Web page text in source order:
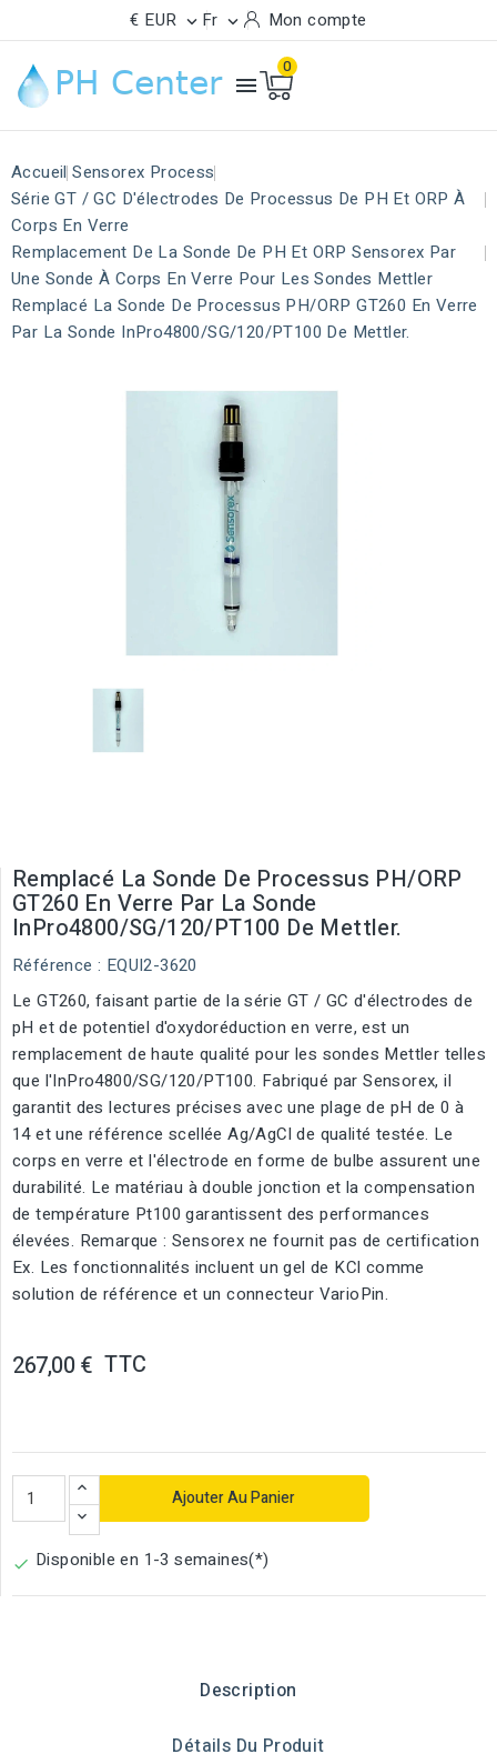
€ EUR  Fr  Mon compte

0
Accueil Sensorex Process
Série GT / GC D'électrodes De Processus De PH Et ORP À
Corps En Verre
Remplacement De La Sonde De PH Et ORP Sensorex Par
Une Sonde À Corps En Verre Pour Les Sondes Mettler
Remplacé La Sonde De Processus PH/ORP GT260 En Verre
Par La Sonde InPro4800/SG/120/PT100 De Mettler.
Remplacé La Sonde De Processus PH/ORP
GT260 En Verre Par La Sonde
InPro4800/SG/120/PT100 De Mettler.
Référence : EQUI2-3620
Le GT260, faisant partie de la série GT / GC d'électrodes de
pH et de potentiel d'oxydoréduction en verre, est un
remplacement de haute qualité pour les sondes Mettler telles
que l'InPro4800/SG/120/PT100. Fabriqué par Sensorex, il
garantit des lectures précises avec une plage de pH de 0 à
14 et une référence scellée Ag/AgCl de qualité testée. Le
corps en verre et l'électrode en forme de bulbe assurent une
durabilité. Le matériau à double jonction et la compensation
de température Pt100 garantissent des performances
élevées. Remarque : Sensorex ne fournit pas de certification
Ex. Les fonctionnalités incluent un gel de KCl comme
solution de référence et un connecteur VarioPin.
267,00 € TTC
Ajouter Au Panier
 Disponible en 1-3 semaines(*)
Description
Détails Du Produit